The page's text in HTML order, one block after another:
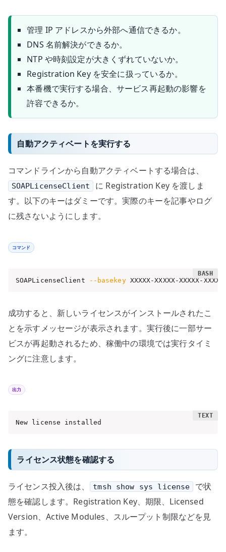
管理 IP アドレスから外部へ通信できるか。
DNS 名前解決ができるか。
NTP や時刻設定が大きくずれていないか。
Registration Key を安全に扱っているか。
本番機で実行する場合、サービス再起動の影響を
許容できるか。
自動アクティベートを実行する
コマンドラインから自動アクティベートする場合は、
SOAPLicenseClient
に Registration Key を渡しま
す。以下のキーはダミーです。実際のキーを記事やログ
に残さないようにします。
コマンド
SOAPLicenseClient --basekey XXXXX-XXXXX-XXXXX-
成功すると、新しいライセンスがインストールされたこ
とを示すメッセージが表示されます。実行後に一部サー
ビスが再起動されるため、稼働中の環境では実行タイミ
ングに注意します。
出力
New license installed
ライセンス状態を確認する
ライセンス投入後は、 tmsh show sys license
で状
態を確認します。Registration Key、期限、Licensed
Version、Active Modules、スループット制限などを見
ます。